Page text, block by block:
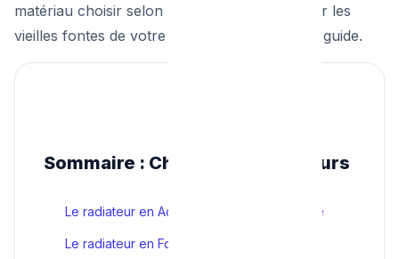
matériau choisir selon la pièce ? Faut-il garder les
vieilles fontes de votre maison de maître ? Le guide.
Sommaire : Choisir ses radiateurs
Le radiateur en Acier : Le standard moderne
Le radiateur en Fonte : L'inertie des maisons